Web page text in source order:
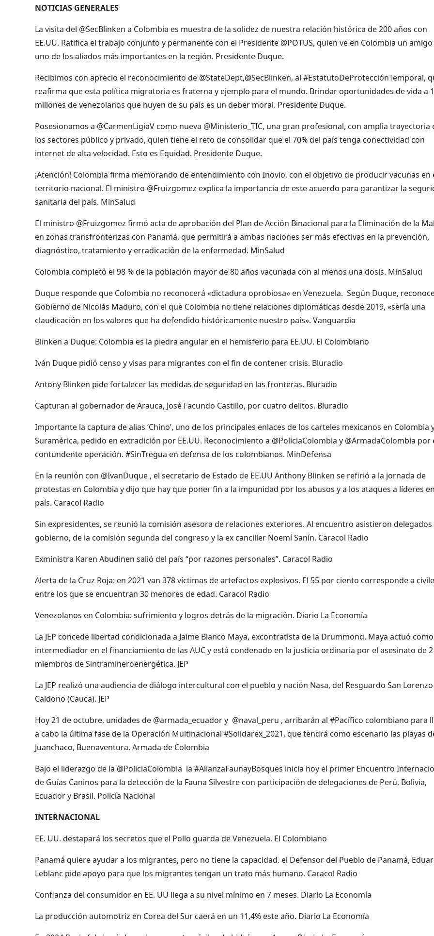
NOTICIAS GENERALES
La visita del @SecBlinken a Colombia es muestra de la solidez de nuestra relación histórica de 200 años con
EE.UU. Ratifica el trabajo conjunto y permanente con el Presidente @POTUS, quien ve en Colombia un amigo
uno de los aliados más importantes en la región. Presidente Duque.
Recibimos con aprecio el reconocimiento de @StateDept,@SecBlinken, al #EstatutoDeProtecciónTemporal,
reafirma que esta política migratoria es fraterna y ejemplo para el mundo. Brindar oportunidades de vida a
millones de venezolanos que huyen de su país es un deber moral. Presidente Duque.
Posesionamos a @CarmenLigiaV como nueva @Ministerio_TIC, una gran profesional, con amplia trayectoria
los sectores público y privado, quien tiene el reto de consolidar que el 70% del país tenga conectividad con
internet de alta velocidad. Esto es Equidad. Presidente Duque.
¡Atención! Colombia firma memorando de entendimiento con Inovio, con el objetivo de producir vacunas en
territorio nacional. El ministro @Fruizgomez explica la importancia de este acuerdo para garantizar la
sanitaria del país. MinSalud
El ministro @Fruizgomez firmó acta de aprobación del Plan de Acción Binacional para la Eliminación de la
en zonas transfronterizas con Panamá, que permitirá a ambas naciones ser más efectivas en la prevención,
diagnóstico, tratamiento y erradicación de la enfermedad. MinSalud
Colombia completó el 98 % de la población mayor de 80 años vacunada con al menos una dosis. MinSalud
Duque responde que Colombia no reconocerá «dictadura oprobiosa» en Venezuela. Según Duque,
Gobierno de Nicolás Maduro, con el que Colombia no tiene relaciones diplomáticas desde 2019, «sería una
claudicación en los valores que ha defendido históricamente nuestro país». Vanguardia
Blinken a Duque: Colombia es la piedra angular en el hemisferio para EE.UU. El Colombiano
Iván Duque pidió censo y visas para migrantes con el fin de contener crisis. Bluradio
Antony Blinken pide fortalecer las medidas de seguridad en las fronteras. Bluradio
Capturan al gobernador de Arauca, José Facundo Castillo, por cuatro delitos. Bluradio
Importante la captura de alias ‘Chino’, uno de los principales enlaces de los carteles mexicanos en Colombia
Suramérica, pedido en extradición por EE.UU. Reconocimiento a @PoliciaColombia y @ArmadaColombia por
contundente operación. #SinTregua en defensa de los colombianos. MinDefensa
En la reunión con @IvanDuque , el secretario de Estado de EE.UU Anthony Blinken se refirió a la jornada de
protestas en Colombia y dijo que hay que poner fin a la impunidad por los abusos y a los ataques a líderes
país. Caracol Radio
Sin expresidentes, se reunió la comisión asesora de relaciones exteriores. Al encuentro asistieron delegados
gobierno, de la comisión segunda del congreso y la ex canciller Noemí Sanín. Caracol Radio
Exministra Karen Abudinen salió del país “por razones personales”. Caracol Radio
Alerta de la Cruz Roja: en 2021 van 378 víctimas de artefactos explosivos. El 55 por ciento corresponde a
entre los que se encuentran 30 menores de edad. Caracol Radio
Venezolanos en Colombia: sufrimiento y logros detrás de la migración. Diario La Economía
La JEP concede libertad condicionada a Jaime Blanco Maya, excontratista de la Drummond. Maya actuó como
intermediador en el financiamiento de las AUC y está condenado en la justicia ordinaria por el asesinato de 2
miembros de Sintramineroenergética. JEP
La JEP realizó una audiencia de diálogo intercultural con el pueblo y nación Nasa, del Resguardo San
Caldono (Cauca). JEP
Hoy 21 de octubre, unidades de @armada_ecuador y @naval_peru , arribarán al #Pacífico colombiano para
a cabo la última fase de la Operación Multinacional #Solidarex_2021, que tendrá como escenario las playas
Juanchaco, Buenaventura. Armada de Colombia
Bajo el liderazgo de la @PoliciaColombia la #AlianzaFaunayBosques inicia hoy el primer Encuentro
de Guías Caninos para la detección de la Fauna Silvestre con participación de delegaciones de Perú, Bolivia,
Ecuador y Brasil. Policía Nacional
INTERNACIONAL
EE. UU. destapará los secretos que el Pollo guarda de Venezuela. El Colombiano
Panamá quiere ayudar a los migrantes, pero no tiene la capacidad. el Defensor del Pueblo de Panamá,
Leblanc pide apoyo para que los migrantes tengan un trato más humano. Caracol Radio
Confianza del consumidor en EE. UU llega a su nivel mínimo en 7 meses. Diario La Economía
La producción automotriz en Corea del Sur caerá en un 11,4% este año. Diario La Economía